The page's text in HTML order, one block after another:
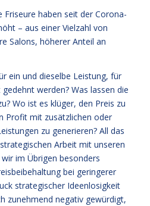
Friseure haben seit der Corona-
– aus einer Vielzahl von
Salons, höherer Anteil an
ein und dieselbe Leistung, für
werden? Was lassen die
Wo ist es klüger, den Preis zu
Profit mit zusätzlichen oder
zu generieren? All das
Arbeit mit unseren
im Übrigen besonders
bei geringerer
strategischer Ideenlosigkeit
zunehmend negativ gewürdigt,